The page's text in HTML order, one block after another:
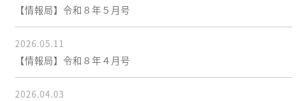
【情報局】令和８年５月号
2026.05.11
【情報局】令和８年４月号
2026.04.03